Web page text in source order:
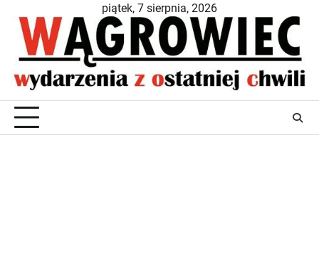
content
piątek, 7 sierpnia, 2026